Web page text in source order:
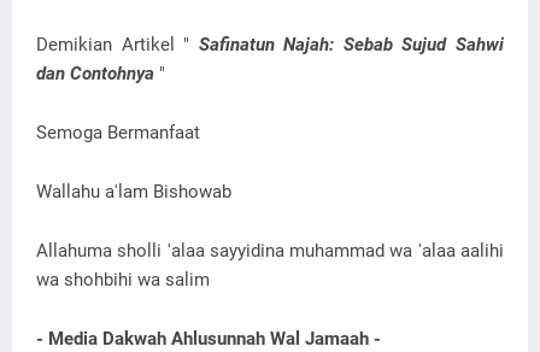
Demikian Artikel " Safinatun Najah: Sebab Sujud Sahwi
dan Contohnya "
Semoga Bermanfaat
Wallahu a'lam Bishowab
Allahuma sholli 'alaa sayyidina muhammad wa 'alaa aalihi
wa shohbihi wa salim
- Media Dakwah Ahlusunnah Wal Jamaah -